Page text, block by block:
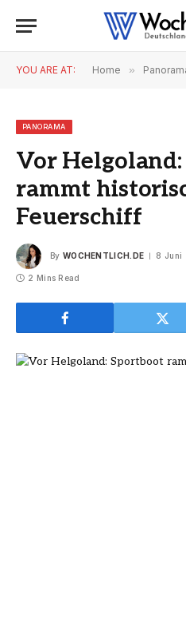
YOU ARE AT: Home »
PANORAMA
Vor
rammt
Feuerschiff
By WOCHENTLICH.DE 8 Juni
2 Mins Read